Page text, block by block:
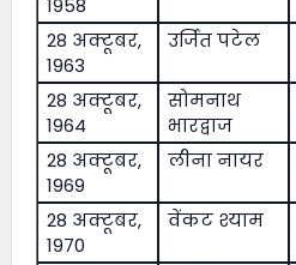
1958
28 अक्टूबर,
1963
उर्जित पटेल
28 अक्टूबर,
1964
सोमनाथ
भारद्वाज
28 अक्टूबर,
1969
लीना नायर
28 अक्टूबर,
1970
वेंकट श्याम